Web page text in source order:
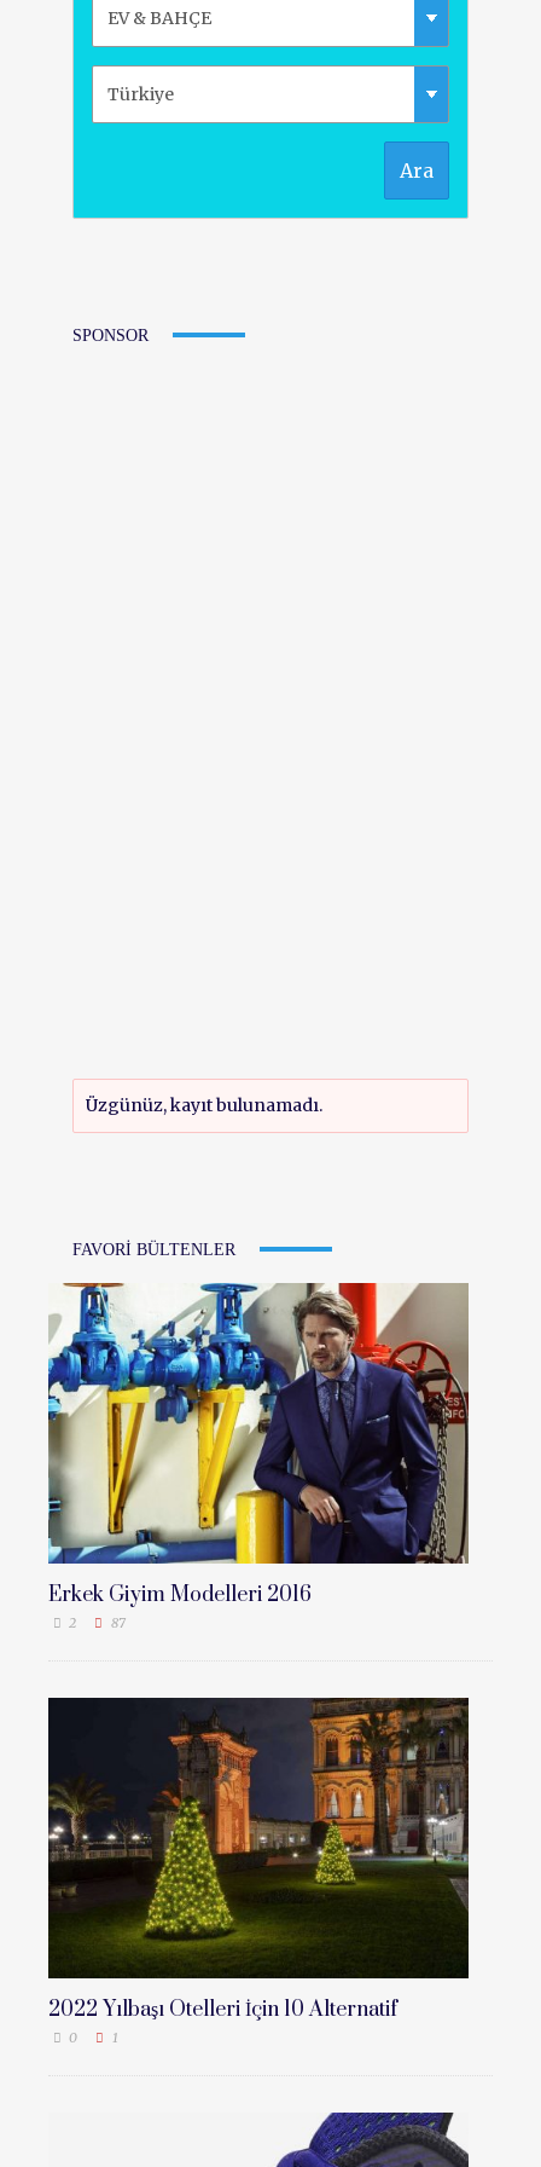
Ara
SPONSOR
Üzgünüz, kayıt bulunamadı.
FAVORI BÜLTENLER
Erkek Giyim Modelleri 2016
2 87
2022 Yılbaşı Otelleri İçin 10 Alternatif
0 1